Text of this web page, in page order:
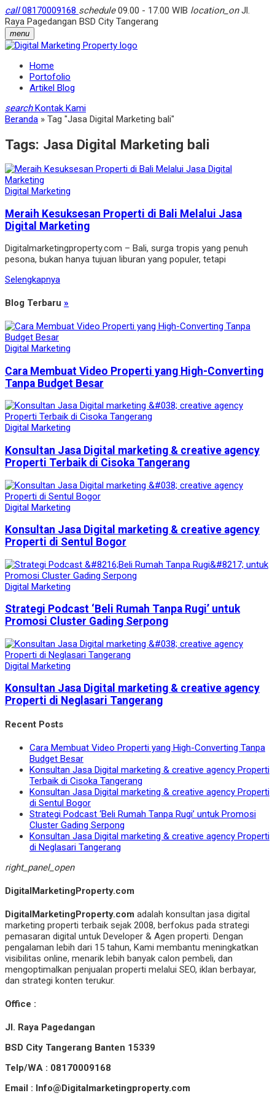
call08170009168 schedule09.00 - 17.00 WIB location_onJl.
Raya Pagedangan BSD City Tangerang
menu
Home
Portofolio
Artikel Blog
search Kontak Kami
Beranda » Tag "Jasa Digital Marketing bali"
Tags: Jasa Digital Marketing bali
Digital Marketing
Meraih Kesuksesan Properti di Bali Melalui Jasa
Digital Marketing
Digitalmarketingproperty.com – Bali, surga tropis yang penuh
pesona, bukan hanya tujuan liburan yang populer, tetapi
Selengkapnya
Blog Terbaru »
Digital Marketing
Cara Membuat Video Properti yang High-Converting
Tanpa Budget Besar
Digital Marketing
Konsultan Jasa Digital marketing & creative agency
Properti Terbaik di Cisoka Tangerang
Digital Marketing
Konsultan Jasa Digital marketing & creative agency
Properti di Sentul Bogor
Digital Marketing
Strategi Podcast ‘Beli Rumah Tanpa Rugi’ untuk
Promosi Cluster Gading Serpong
Digital Marketing
Konsultan Jasa Digital marketing & creative agency
Properti di Neglasari Tangerang
Recent Posts
Cara Membuat Video Properti yang High-Converting Tanpa
Budget Besar
Konsultan Jasa Digital marketing & creative agency Properti
Terbaik di Cisoka Tangerang
Konsultan Jasa Digital marketing & creative agency Properti
di Sentul Bogor
Strategi Podcast ‘Beli Rumah Tanpa Rugi’ untuk Promosi
Cluster Gading Serpong
Konsultan Jasa Digital marketing & creative agency Properti
di Neglasari Tangerang
right_panel_open
DigitalMarketingProperty.com
DigitalMarketingProperty.com adalah konsultan jasa digital
marketing properti terbaik sejak 2008, berfokus pada strategi
pemasaran digital untuk Developer & Agen properti. Dengan
pengalaman lebih dari 15 tahun, Kami membantu meningkatkan
visibilitas online, menarik lebih banyak calon pembeli, dan
mengoptimalkan penjualan properti melalui SEO, iklan berbayar,
dan strategi konten terukur.
Office :
Jl. Raya Pagedangan
BSD City Tangerang Banten 15339
Telp/WA : 08170009168
Email : Info@Digitalmarketingproperty.com